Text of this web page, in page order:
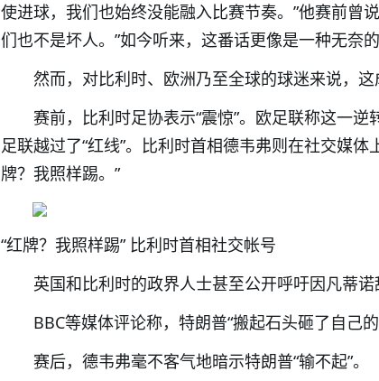
使进球，我们也始终没能融入比赛节奏。”他赛前曾
们也不是坏人。”如今听来，这番话更像是一种无奈的
然而，对比利时、欧洲乃至全球的球迷来说，这
赛前，比利时足协表示“震惊”。欧足联称这一逆
足联越过了“红线”。比利时首相德韦弗则在社交媒
牌？我照样踢。”
“红牌？我照样踢” 比利时首相社交帐号
英国和比利时的政界人士甚至公开呼吁因凡蒂诺
BBC等媒体评论称，特朗普“搬起石头砸了自己
赛后，德韦弗毫不客气地暗示特朗普“输不起”。